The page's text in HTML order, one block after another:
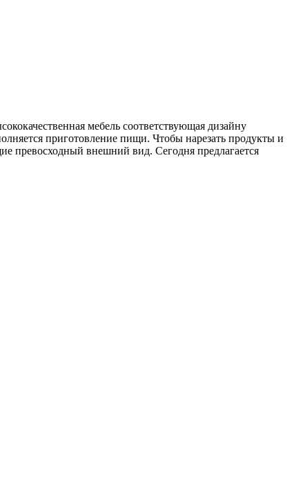
мебель соответствующая дизайну
приготовление пищи. Чтобы нарезать продукты и
превосходный внешний вид. Сегодня предлагается